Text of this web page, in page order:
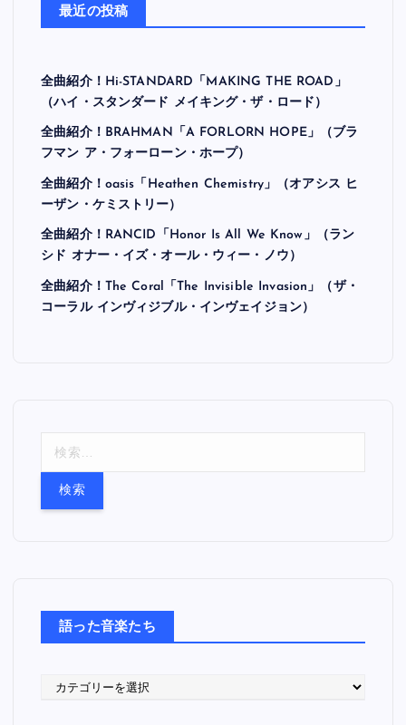
最近の投稿
全曲紹介！Hi-STANDARD「MAKING THE ROAD」
（ハイ・スタンダード メイキング・ザ・ロード）
全曲紹介！BRAHMAN「A FORLORN HOPE」（ブラ
フマン ア・フォーローン・ホープ）
全曲紹介！oasis「Heathen Chemistry」（オアシス ヒ
ーザン・ケミストリー）
全曲紹介！RANCID「Honor Is All We Know」（ラン
シド オナー・イズ・オール・ウィー・ノウ）
全曲紹介！The Coral「The Invisible Invasion」（ザ・
コーラル インヴィジブル・インヴェイジョン）
語った音楽たち